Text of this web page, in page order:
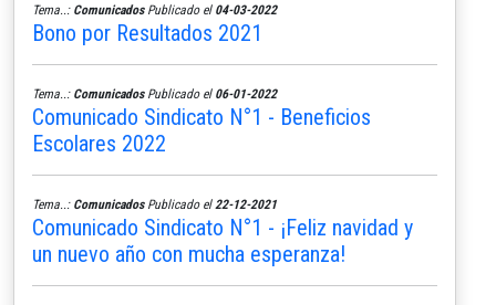
Tema..: ComunicadosPublicado el 04-03-2022
Bono por Resultados 2021
Tema..: ComunicadosPublicado el 06-01-2022
Comunicado Sindicato N°1 - Beneficios
Escolares 2022
Tema..: ComunicadosPublicado el 22-12-2021
Comunicado Sindicato N°1 - ¡Feliz navidad y
un nuevo año con mucha esperanza!